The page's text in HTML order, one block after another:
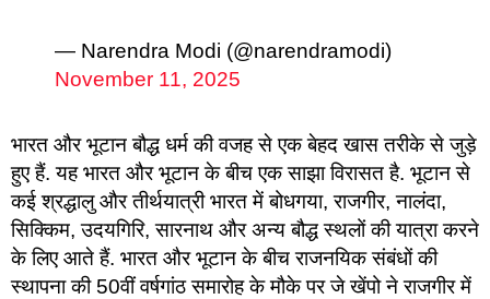
— Narendra Modi (@narendramodi)
November 11, 2025
भारत और भूटान बौद्ध धर्म की वजह से एक बेहद खास तरीके से जुड़े
हुए हैं. यह भारत और भूटान के बीच एक साझा विरासत है. भूटान से
कई श्रद्धालु और तीर्थयात्री भारत में बोधगया, राजगीर, नालंदा,
सिक्किम, उदयगिरि, सारनाथ और अन्य बौद्ध स्थलों की यात्रा करने
के लिए आते हैं. भारत और भूटान के बीच राजनयिक संबंधों की
स्थापना की 50वीं वर्षगांठ समारोह के मौके पर जे खेंपो ने राजगीर में